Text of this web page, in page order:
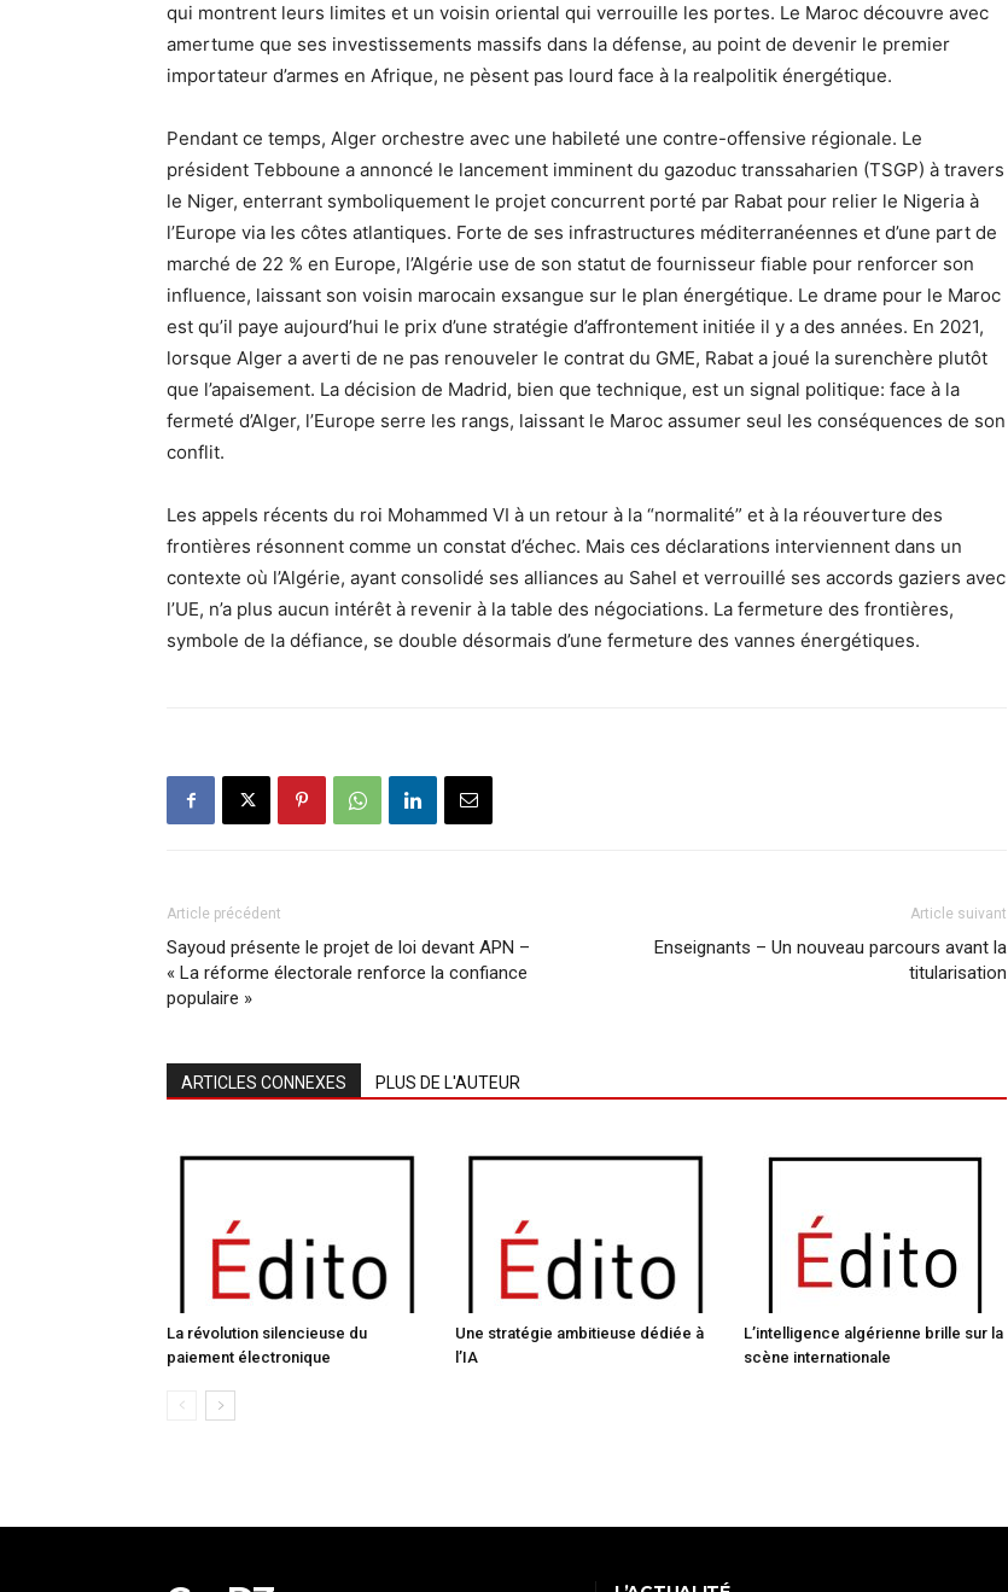
qui montrent leurs limites et un voisin oriental qui verrouille les portes. Le Maroc découvre avec
amertume que ses investissements massifs dans la défense, au point de devenir le premier
importateur d’armes en Afrique, ne pèsent pas lourd face à la realpolitik énergétique.
Pendant ce temps, Alger orchestre avec une habileté une contre-offensive régionale. Le
président Tebboune a annoncé le lancement imminent du gazoduc transsaharien (TSGP) à travers
le Niger, enterrant symboliquement le projet concurrent porté par Rabat pour relier le Nigeria à
l’Europe via les côtes atlantiques. Forte de ses infrastructures méditerranéennes et d’une part de
marché de 22 % en Europe, l’Algérie use de son statut de fournisseur fiable pour renforcer son
influence, laissant son voisin marocain exsangue sur le plan énergétique. Le drame pour le Maroc
est qu’il paye aujourd’hui le prix d’une stratégie d’affrontement initiée il y a des années. En 2021,
lorsque Alger a averti de ne pas renouveler le contrat du GME, Rabat a joué la surenchère plutôt
que l’apaisement. La décision de Madrid, bien que technique, est un signal politique: face à la
fermeté d’Alger, l’Europe serre les rangs, laissant le Maroc assumer seul les conséquences de son
conflit.
Les appels récents du roi Mohammed VI à un retour à la “normalité” et à la réouverture des
frontières résonnent comme un constat d’échec. Mais ces déclarations interviennent dans un
contexte où l’Algérie, ayant consolidé ses alliances au Sahel et verrouillé ses accords gaziers avec
l’UE, n’a plus aucun intérêt à revenir à la table des négociations. La fermeture des frontières,
symbole de la défiance, se double désormais d’une fermeture des vannes énergétiques.
Article précédent
Sayoud présente le projet de loi devant APN –
« La réforme électorale renforce la confiance
populaire »
Article suivant
Enseignants – Un nouveau parcours avant la
titularisation
ARTICLES CONNEXES PLUS DE L'AUTEUR
La révolution silencieuse du
paiement électronique
Une stratégie ambitieuse dédiée à
l’IA
L’intelligence algérienne brille sur la
scène internationale